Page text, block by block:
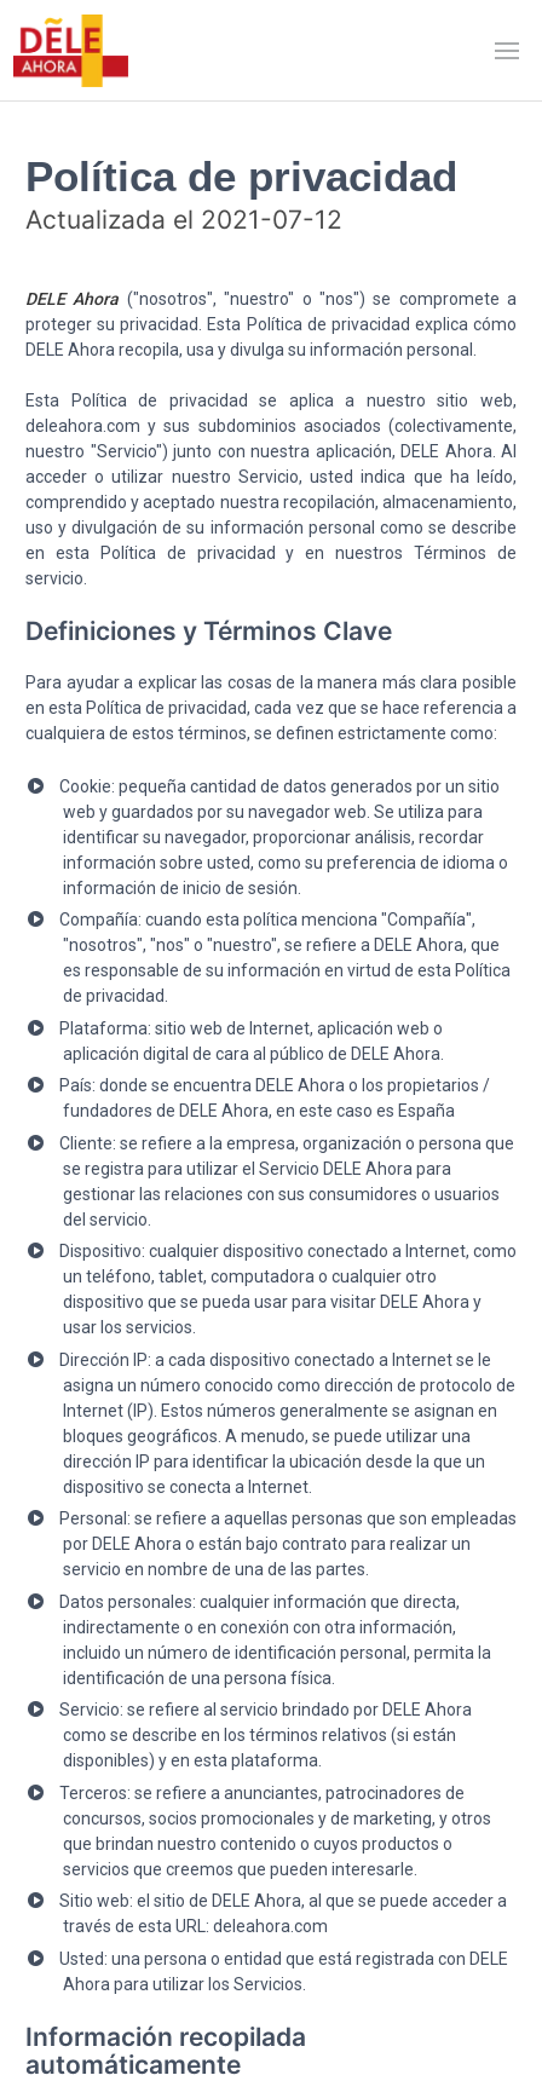
Política de privacidad
Actualizada el 2021-07-12
DELE Ahora ("nosotros", "nuestro" o "nos") se compromete a
proteger su privacidad. Esta Política de privacidad explica cómo
DELE Ahora recopila, usa y divulga su información personal.
Esta Política de privacidad se aplica a nuestro sitio web,
deleahora.com y sus subdominios asociados (colectivamente,
nuestro "Servicio") junto con nuestra aplicación, DELE Ahora. Al
acceder o utilizar nuestro Servicio, usted indica que ha leído,
comprendido y aceptado nuestra recopilación, almacenamiento,
uso y divulgación de su información personal como se describe
en esta Política de privacidad y en nuestros Términos de
servicio.
Definiciones y Términos Clave
Para ayudar a explicar las cosas de la manera más clara posible
en esta Política de privacidad, cada vez que se hace referencia a
cualquiera de estos términos, se definen estrictamente como:
Cookie: pequeña cantidad de datos generados por un sitio
web y guardados por su navegador web. Se utiliza para
identificar su navegador, proporcionar análisis, recordar
información sobre usted, como su preferencia de idioma o
información de inicio de sesión.
Compañía: cuando esta política menciona "Compañía",
"nosotros", "nos" o "nuestro", se refiere a DELE Ahora, que
es responsable de su información en virtud de esta Política
de privacidad.
Plataforma: sitio web de Internet, aplicación web o
aplicación digital de cara al público de DELE Ahora.
País: donde se encuentra DELE Ahora o los propietarios /
fundadores de DELE Ahora, en este caso es España
Cliente: se refiere a la empresa, organización o persona que
se registra para utilizar el Servicio DELE Ahora para
gestionar las relaciones con sus consumidores o usuarios
del servicio.
Dispositivo: cualquier dispositivo conectado a Internet, como
un teléfono, tablet, computadora o cualquier otro
dispositivo que se pueda usar para visitar DELE Ahora y
usar los servicios.
Dirección IP: a cada dispositivo conectado a Internet se le
asigna un número conocido como dirección de protocolo de
Internet (IP). Estos números generalmente se asignan en
bloques geográficos. A menudo, se puede utilizar una
dirección IP para identificar la ubicación desde la que un
dispositivo se conecta a Internet.
Personal: se refiere a aquellas personas que son empleadas
por DELE Ahora o están bajo contrato para realizar un
servicio en nombre de una de las partes.
Datos personales: cualquier información que directa,
indirectamente o en conexión con otra información,
incluido un número de identificación personal, permita la
identificación de una persona física.
Servicio: se refiere al servicio brindado por DELE Ahora
como se describe en los términos relativos (si están
disponibles) y en esta plataforma.
Terceros: se refiere a anunciantes, patrocinadores de
concursos, socios promocionales y de marketing, y otros
que brindan nuestro contenido o cuyos productos o
servicios que creemos que pueden interesarle.
Sitio web: el sitio de DELE Ahora, al que se puede acceder a
través de esta URL: deleahora.com
Usted: una persona o entidad que está registrada con DELE
Ahora para utilizar los Servicios.
Información recopilada
automáticamente